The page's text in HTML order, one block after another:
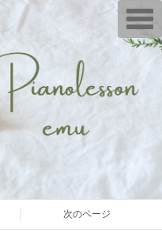
次のページ
T
o
g
g